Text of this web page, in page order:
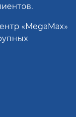
«MegaMax»